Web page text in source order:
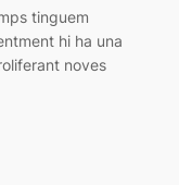
tinguem
hi ha una
noves